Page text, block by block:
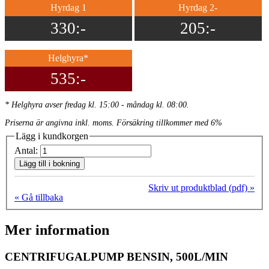
Hyrdag 1
330:-
Hyrdag 2-
205:-
Helghyra*
535:-
* Helghyra avser fredag kl. 15:00 - måndag kl. 08:00.
Priserna är angivna inkl. moms. Försäkring tillkommer med 6%
Lägg i kundkorgen
Antal:
Lägg till i bokning
Skriv ut produktblad (pdf) »
« Gå tillbaka
Mer information
CENTRIFUGALPUMP BENSIN, 500L/MIN